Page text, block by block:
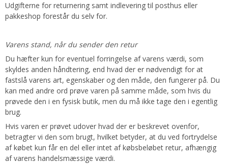
Udgifterne for returnering samt indlevering til posthus eller
pakkeshop forestår du selv for.
Varens stand, når du sender den retur
Du hæfter kun for eventuel forringelse af varens værdi, som
skyldes anden håndtering, end hvad der er nødvendigt for at
fastslå varens art, egenskaber og den måde, den fungerer på. Du
kan med andre ord prøve varen på samme måde, som hvis du
prøvede den i en fysisk butik, men du må ikke tage den i egentlig
brug.
Hvis varen er prøvet udover hvad der er beskrevet ovenfor,
betragter vi den som brugt, hvilket betyder, at du ved fortrydelse
af købet kun får en del eller intet af købsbeløbet retur, afhængig
af varens handelsmæssige værdi.